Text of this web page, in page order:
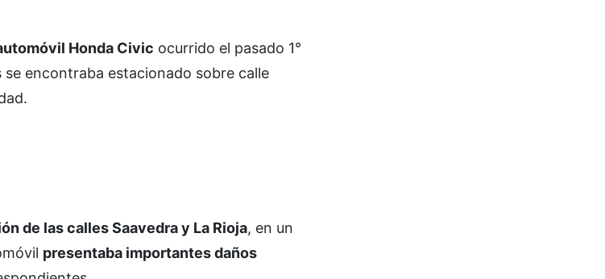
Honda Civic ocurrido el pasado 1°
encontraba estacionado sobre calle
de las calles Saavedra y La Rioja, en un
presentaba importantes daños